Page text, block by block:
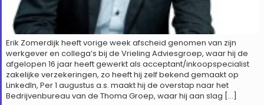
Erik Zomerdijk heeft vorige week afscheid genomen van zijn
werkgever en collega’s bij de Vrieling Adviesgroep, waar hij de
afgelopen 16 jaar heeft gewerkt als acceptant/inkoopspecialist
zakelijke verzekeringen, zo heeft hij zelf bekend gemaakt op
LinkedIn, Per 1 augustus a.s. maakt hij de overstap naar het
Bedrijvenbureau van de Thoma Groep, waar hij aan slag […]